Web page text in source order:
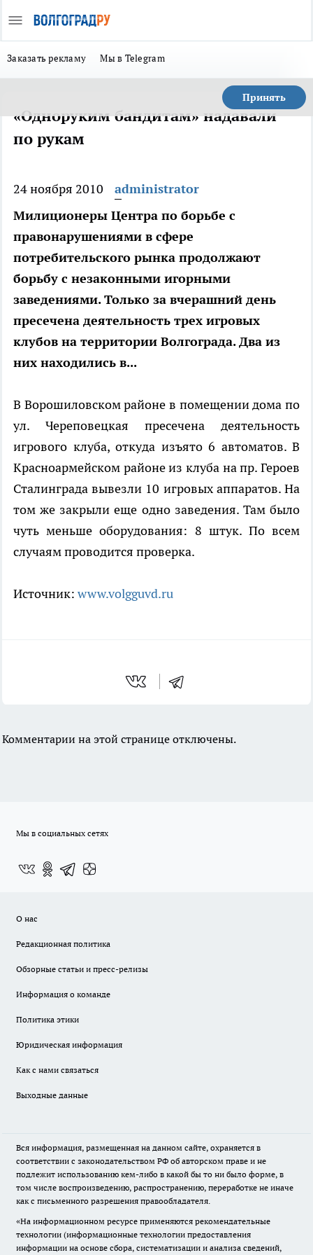
Заказать рекламу Мы в Telegram
Принять
«Одноруким бандитам» надавали
по рукам
24 ноября 2010
administrator
Милиционеры Центра по борьбе с
правонарушениями в сфере
потребительского рынка продолжают
борьбу с незаконными игорными
заведениями. Только за вчерашний день
пресечена деятельность трех игровых
клубов на территории Волгограда. Два из
них находились в...
В Ворошиловском районе в помещении дома по
ул. Череповецкая пресечена деятельность
игрового клуба, откуда изъято 6 автоматов. В
Красноармейском районе из клуба на пр. Героев
Сталинграда вывезли 10 игровых аппаратов. На
том же закрыли еще одно заведения. Там было
чуть меньше оборудования: 8 штук. По всем
случаям проводится проверка.
Источник: www.volgguvd.ru
Комментарии на этой странице отключены.
Мы в социальных сетях
О нас
Редакционная политика
Обзорные статьи и пресс-релизы
Информация о команде
Политика этики
Юридическая информация
Как с нами связаться
Выходные данные
Вся информация, размещенная на данном сайте, охраняется в
соответствии с законодательством РФ об авторском праве и не
подлежит использованию кем-либо в какой бы то ни было форме, в
том числе воспроизведению, распространению, переработке не иначе
как с письменного разрешения правообладателя.
«На информационном ресурсе применяются рекомендательные
технологии (информационные технологии предоставления
информации на основе сбора, систематизации и анализа сведений,